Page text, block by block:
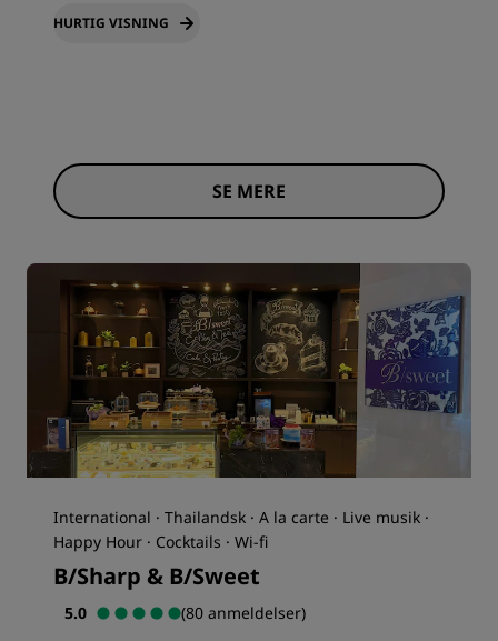
HURTIG VISNING
SE MERE
International · Thailandsk · A la carte · Live musik ·
Happy Hour · Cocktails · Wi-fi
B/Sharp & B/Sweet
5.0 (80 anmeldelser)